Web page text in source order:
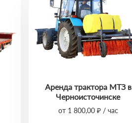
Аренда трактора МТЗ в
Черноисточинске
от 1 800,00 ₽ / час